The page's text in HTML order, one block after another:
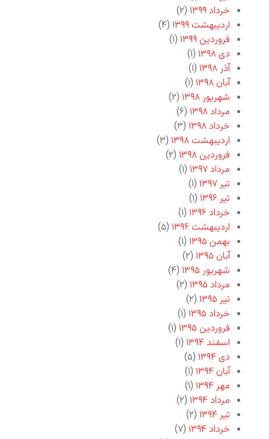
خرداد ۱۳۹۹
(۲)
اردیبهشت ۱۳۹۹
(۴)
فروردین ۱۳۹۹
(۱)
دی ۱۳۹۸
(۱)
آذر ۱۳۹۸
(۱)
آبان ۱۳۹۸
(۱)
شهریور ۱۳۹۸
(۲)
مرداد ۱۳۹۸
(۶)
خرداد ۱۳۹۸
(۳)
اردیبهشت ۱۳۹۸
(۳)
فروردین ۱۳۹۸
(۲)
مرداد ۱۳۹۷
(۱)
تیر ۱۳۹۷
(۱)
تیر ۱۳۹۶
(۱)
خرداد ۱۳۹۶
(۱)
اردیبهشت ۱۳۹۶
(۵)
بهمن ۱۳۹۵
(۱)
آبان ۱۳۹۵
(۲)
شهریور ۱۳۹۵
(۴)
مرداد ۱۳۹۵
(۲)
تیر ۱۳۹۵
(۲)
خرداد ۱۳۹۵
(۱)
فروردین ۱۳۹۵
(۱)
اسفند ۱۳۹۴
(۱)
دی ۱۳۹۴
(۵)
آبان ۱۳۹۴
(۱)
مهر ۱۳۹۴
(۱)
مرداد ۱۳۹۴
(۲)
تیر ۱۳۹۴
(۲)
خرداد ۱۳۹۴
(۷)